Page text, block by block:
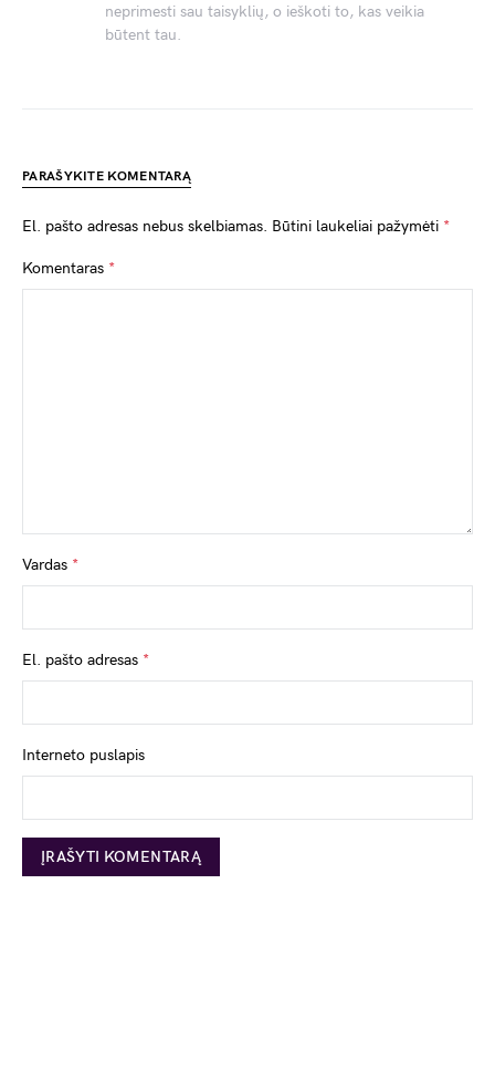
neprimesti sau taisyklių, o ieškoti to, kas veikia
būtent tau.
PARAŠYKITE KOMENTARĄ
El. pašto adresas nebus skelbiamas. Būtini laukeliai pažymėti *
Komentaras *
Vardas *
El. pašto adresas *
Interneto puslapis